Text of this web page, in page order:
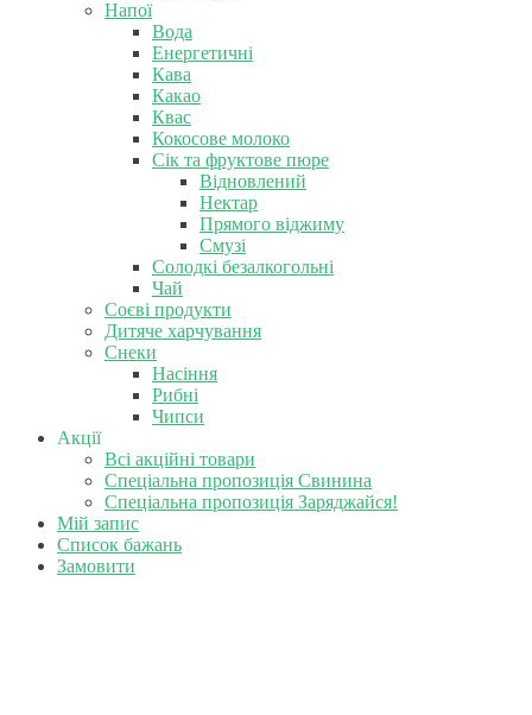
Напої
Вода
Енергетичні
Кава
Какао
Квас
Кокосове молоко
Сік та фруктове пюре
Відновлений
Нектар
Прямого віджиму
Смузі
Солодкі безалкогольні
Чай
Соєві продукти
Дитяче харчування
Снеки
Насіння
Рибні
Чипси
Акції
Всі акційні товари
Спеціальна пропозиція Свинина
Спеціальна пропозиція Заряджайся!
Мій запис
Список бажань
Замовити